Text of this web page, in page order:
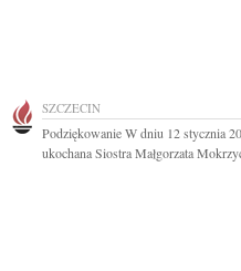
SZCZECIN
Podziękowanie W dniu 12 stycznia
ukochana Siostra Małgorzata